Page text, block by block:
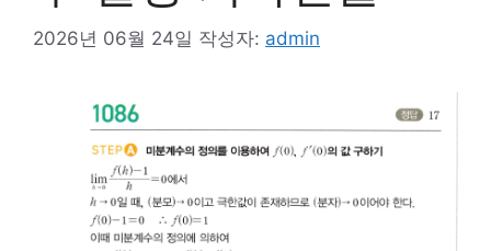
2026년 06월 24일 작성자: admin